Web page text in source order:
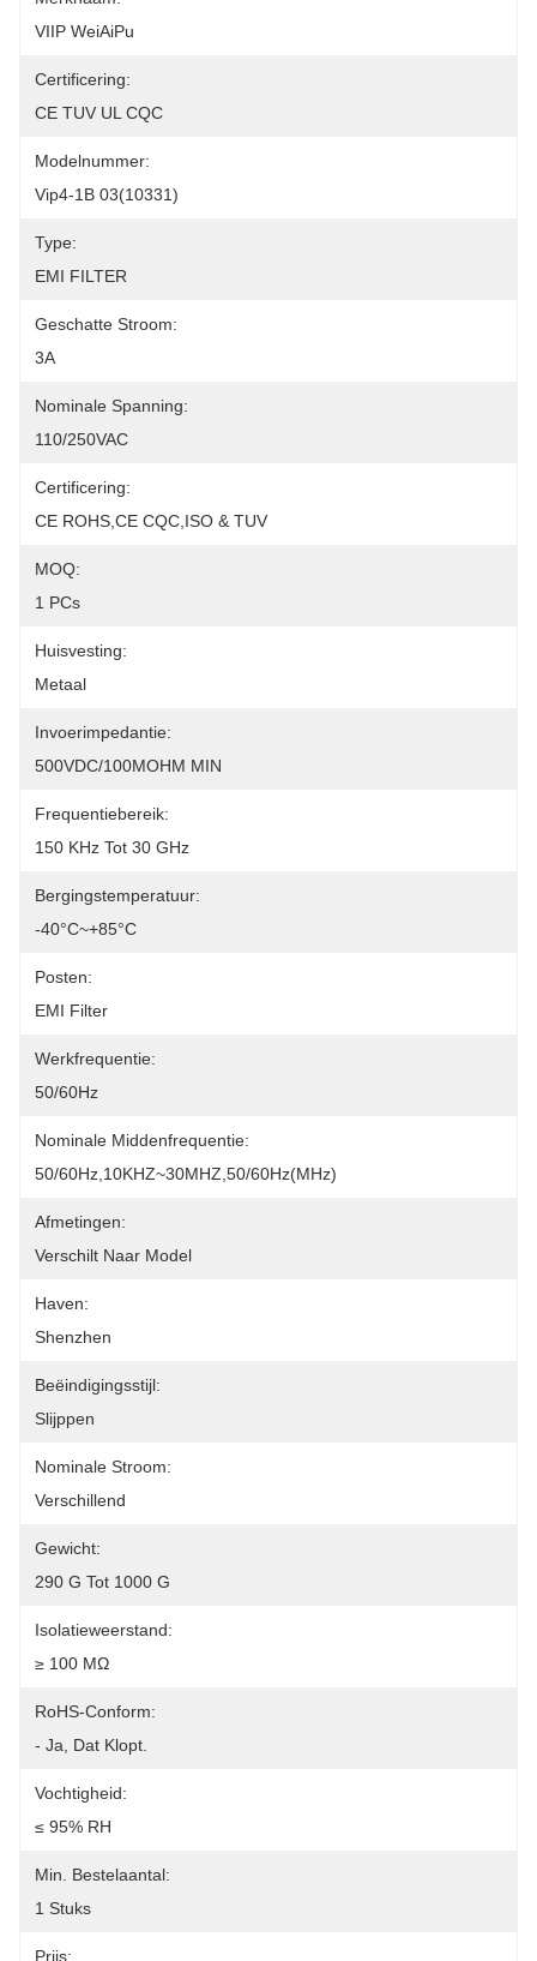
VIIP WeiAiPu
Certificering:
CE TUV UL CQC
Modelnummer:
Vip4-1B 03(10331)
Type:
EMI FILTER
Geschatte Stroom:
3A
Nominale Spanning:
110/250VAC
Certificering:
CE ROHS,CE CQC,ISO & TUV
MOQ:
1 PCs
Huisvesting:
Metaal
Invoerimpedantie:
500VDC/100MOHM MIN
Frequentiebereik:
150 KHz Tot 30 GHz
Bergingstemperatuur:
-40°C~+85°C
Posten:
EMI Filter
Werkfrequentie:
50/60Hz
Nominale Middenfrequentie:
50/60Hz,10KHZ~30MHZ,50/60Hz(MHz)
Afmetingen:
Verschilt Naar Model
Haven:
Shenzhen
Beëindigingsstijl:
Slijppen
Nominale Stroom:
Verschillend
Gewicht:
290 G Tot 1000 G
Isolatieweerstand:
≥ 100 MΩ
RoHS-Conform:
- Ja, Dat Klopt.
Vochtigheid:
≤ 95% RH
Min. Bestelaantal:
1 Stuks
Prijs: